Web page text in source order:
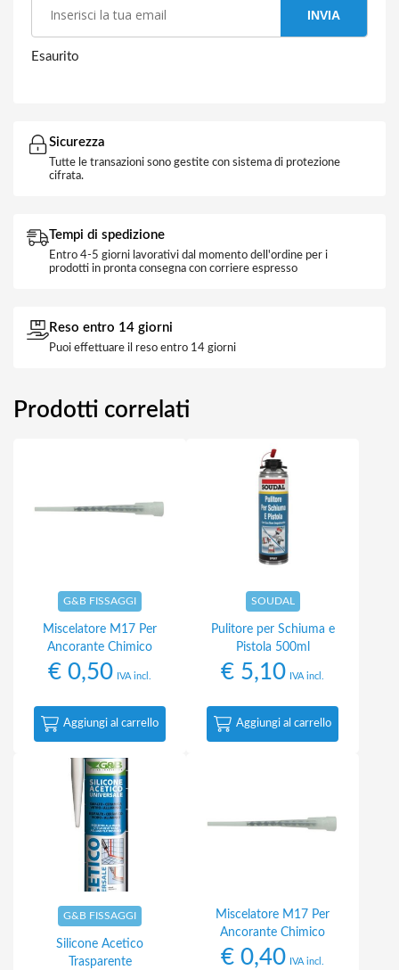
INVIA
Esaurito
Sicurezza
Tutte le transazioni sono gestite con sistema di protezione
cifrata.
Tempi di spedizione
Entro 4-5 giorni lavorativi dal momento dell'ordine per i
prodotti in pronta consegna con corriere espresso
Reso entro 14 giorni
Puoi effettuare il reso entro 14 giorni
Prodotti correlati
G&B FISSAGGI
Miscelatore M17 Per
Ancorante Chimico
€ 0,50 IVA incl.
Aggiungi al carrello
SOUDAL
Pulitore per Schiuma e
Pistola 500ml
€ 5,10 IVA incl.
Aggiungi al carrello
G&B FISSAGGI
Silicone Acetico
Trasparente
Miscelatore M17 Per
Ancorante Chimico
€ 0,40 IVA incl.